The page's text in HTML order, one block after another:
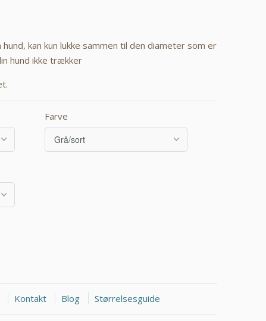
kan kun lukke sammen til den diameter som er
hund ikke trækker
Farve
Kontakt Blog Størrelsesguide